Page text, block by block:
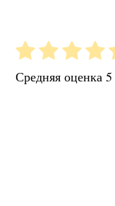
Средняя оценка5